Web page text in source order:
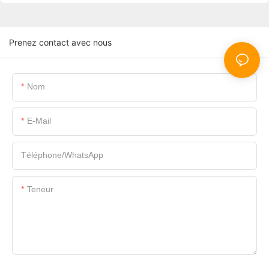
Prenez contact avec nous
Nom
E-Mail
Téléphone/WhatsApp
Teneur